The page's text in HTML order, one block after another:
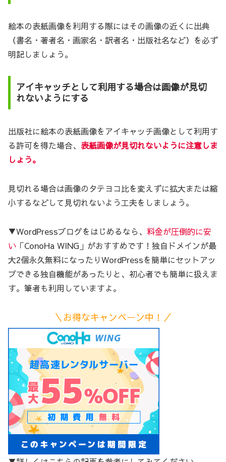
絵本の表紙画像を利用する際にはその画像の近くに出典
（書名・著者名・画家名・訳者名・出版社名など）を必ず
明記しましょう。
アイキャッチとして利用する場合は画像が見切
れないようにする
出版社に絵本の表紙画像をアイキャッチ画像として利用す
る許可を得た場合、 表紙画像が見切れないように注意しま
しょう。
見切れる場合は画像のタテヨコ比を変えずに拡大または縮
小するなどして見切れないよう工夫をしましょう。
▼WordPressブログをはじめるなら、 料金が圧倒的に安
い 「ConoHa WING」がおすすめです！独自ドメインが最
大2個永久無料になったりWordPressを簡単にセットアッ
プできる独自機能があったりと、初心者でも簡単に扱えま
す。筆者も利用していますよ。
＼お得なキャンペーン中！／